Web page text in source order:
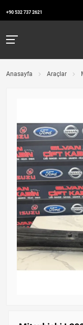
+90 532 737 2621
Anasayfa Araçlar